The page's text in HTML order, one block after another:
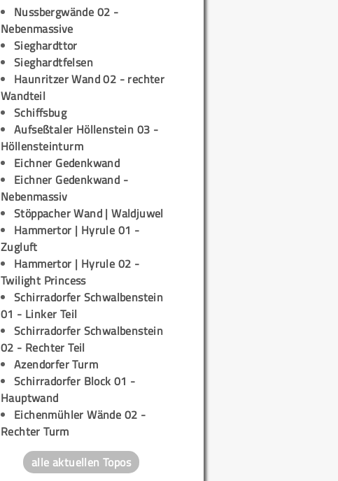
Nussbergwände 02 -
Nebenmassive
Sieghardttor
Sieghardtfelsen
Haunritzer Wand 02 - rechter
Wandteil
Schiffsbug
Aufseßtaler Höllenstein 03 -
Höllensteinturm
Eichner Gedenkwand
Eichner Gedenkwand -
Nebenmassiv
Stöppacher Wand | Waldjuwel
Hammertor | Hyrule 01 -
Zugluft
Hammertor | Hyrule 02 -
Twilight Princess
Schirradorfer Schwalbenstein
01 - Linker Teil
Schirradorfer Schwalbenstein
02 - Rechter Teil
Azendorfer Turm
Schirradorfer Block 01 -
Hauptwand
Eichenmühler Wände 02 -
Rechter Turm
alle aktuellen Topos